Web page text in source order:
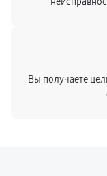
Вы получаете